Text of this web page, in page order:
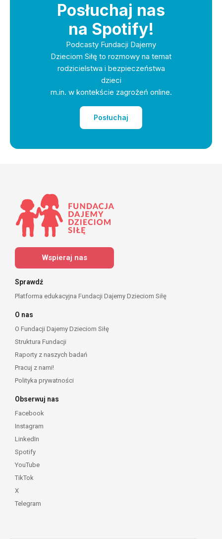
Posłuchaj nas
na Spotify!
Podcasty Fundacji Dajemy
Dzieciom Siłę to rozmowy na temat
rodzicielstwa i bezpieczeństwa
dzieci
m.in. w kontekście zagrożeń online.
Posłuchaj
Wspieraj nas
Sprawdź
Platforma edukacyjna Fundacji Dajemy Dzieciom Siłę
O nas
O Fundacji Dajemy Dzieciom Siłę
Struktura Fundacji
Raporty z naszych badań
Pracuj z nami!
Polityka prywatności
Obserwuj nas
Facebook
Instagram
LinkedIn
Spotify
YouTube
TikTok
X
Telegram